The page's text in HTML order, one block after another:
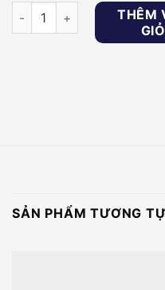
Bộ kit 4 camera IP Hilook
THÊM
GIỎ
SẢN PHẨM TƯƠNG